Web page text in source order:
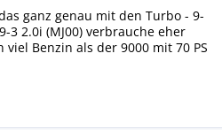
ganz genau mit den Turbo - 9-
3 2.0i (MJ00) verbrauche eher
Benzin als der 9000 mit 70 PS